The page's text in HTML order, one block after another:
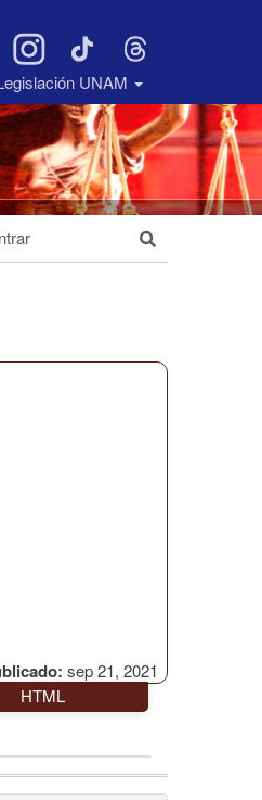
UNAM
sep 21, 2021
HTML